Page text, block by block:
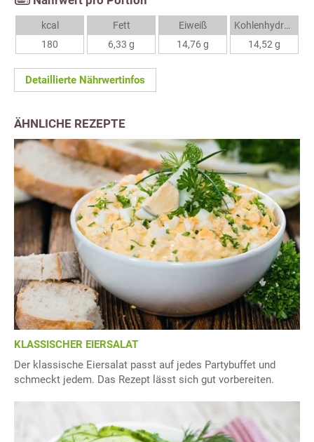
kcal
180
Fett
6,33 g
Eiweiß
14,76 g
Kohlenhydrate
14,52 g
Detaillierte Nährwertinfos
ÄHNLICHE REZEPTE
KLASSISCHER EIERSALAT
Der klassische Eiersalat passt auf jedes Partybuffet und
schmeckt jedem. Das Rezept lässt sich gut vorbereiten.